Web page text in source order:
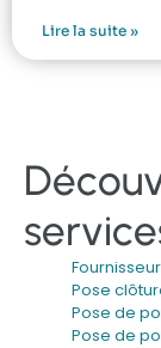
Lire la suite »
Pose
Pose de
Pose de